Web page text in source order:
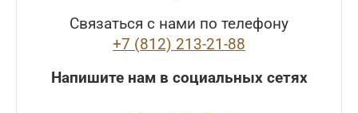
Связаться с нами по телефону
+7 (812) 213-21-88
Напишите нам в социальных сетях